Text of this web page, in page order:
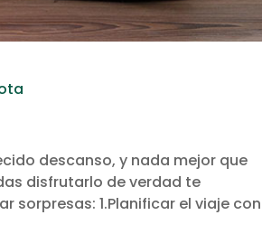
descanso, y nada mejor que
disfrutarlo de verdad te
1.Planificar el viaje